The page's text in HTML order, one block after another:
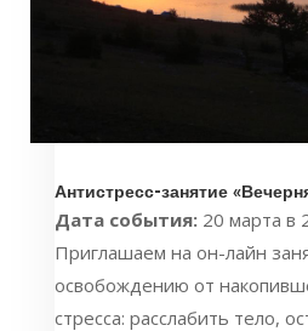
Антистресс-занятие
Дата события: 20 марта в
Приглашаем на он-лайн
освобождению от
стресса: расслабить тело,